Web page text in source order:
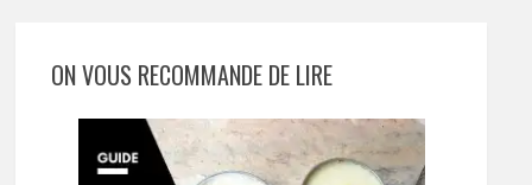
ON VOUS RECOMMANDE DE LIRE